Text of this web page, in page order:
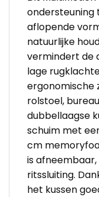
ondersteuning
aflopende
natuurlijke
vermindert de
lage
ergonomische
rolstoel,
dubbellaagse
schuim met
cm
is
ritssluiting.
het kussen